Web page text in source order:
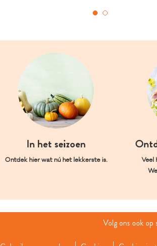
In het seizoen
Ontdek hier wat nú het lekkerste is.
Veel
Volg ons ook op